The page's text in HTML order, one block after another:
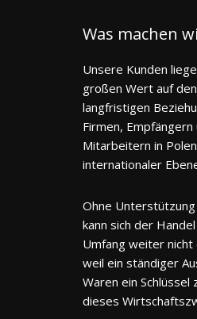
Was machen
Unsere Kunden
großen Wert auf
langfristigen
Firmen, Empfängern
Mitarbeitern in
internationaler
Ohne
kann sich der
Umfang weiter nicht
weil ein ständiger
Waren ein Schlüssel
dieses